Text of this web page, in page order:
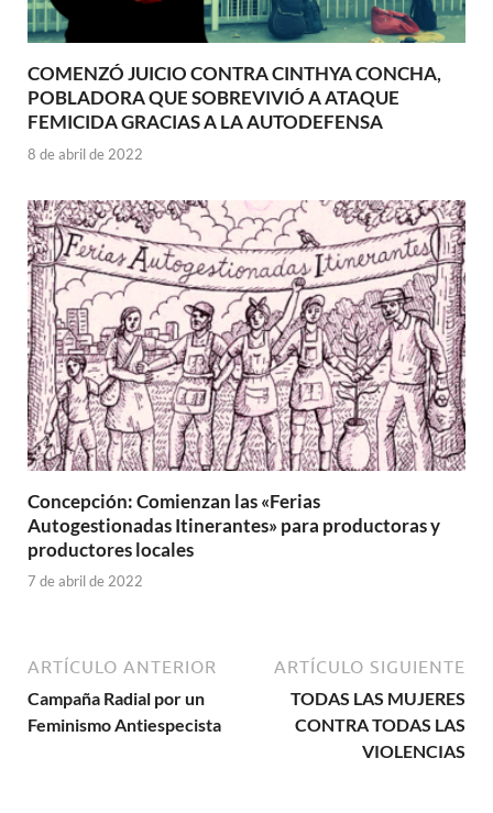
COMENZÓ JUICIO CONTRA CINTHYA CONCHA,
POBLADORA QUE SOBREVIVIÓ A ATAQUE
FEMICIDA GRACIAS A LA AUTODEFENSA
8 de abril de 2022
Concepción: Comienzan las «Ferias
Autogestionadas Itinerantes» para productoras y
productores locales
7 de abril de 2022
ARTÍCULO ANTERIOR
Campaña Radial por un
Feminismo Antiespecista
ARTÍCULO SIGUIENTE
TODAS LAS MUJERES
CONTRA TODAS LAS
VIOLENCIAS